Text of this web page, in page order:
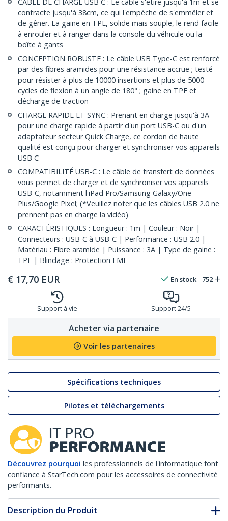
contracte jusqu'à 38cm, ce qui l'empêche de s'emmêler et
de gêner. La gaine en TPE, solide mais souple, le rend facile
à enrouler et à ranger dans la console du véhicule ou la
boîte à gants
CONCEPTION ROBUSTE : Le câble USB Type-C est renforcé
par des fibres aramides pour une résistance accrue ; testé
pour résister à plus de 10000 insertions et plus de 5000
cycles de flexion à un angle de 180° ; gaine en TPE et
décharge de traction
CHARGE RAPIDE ET SYNC : Prenant en charge jusqu'à 3A
pour une charge rapide à partir d'un port USB-C ou d'un
adaptateur secteur Quick Charge, ce cordon de haute
qualité est conçu pour charger et synchroniser vos appareils
USB C
COMPATIBILITÉ USB-C : Le câble de transfert de données
vous permet de charger et de synchroniser vos appareils
USB-C, notamment l'iPad Pro/Samsung Galaxy/One
Plus/Google Pixel; (*Veuillez noter que les câbles USB 2.0 ne
prennent pas en charge la vidéo)
CARACTÉRISTIQUES : Longueur : 1m | Couleur : Noir |
Connecteurs : USB-C à USB-C | Performance : USB 2.0 |
Matériau : Fibre aramide | Puissance : 3A | Type de gaine :
TPE | Blindage : Protection EMI
€ 17,70 EUR En stock 752
Support à vie Support 24/5
Acheter via partenaire
Voir les partenaires
Spécifications techniques
Pilotes et téléchargements
Découvrez pourquoi les professionnels de l'informatique font
confiance à StarTech.com pour les accessoires de connectivité
performants.
Description du Produit